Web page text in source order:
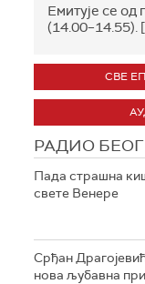
Емитује се од
(14.00–14.55). [
СВЕ
РАДИО
Пада страшна
свете Венере
Срђан
нова љубавна